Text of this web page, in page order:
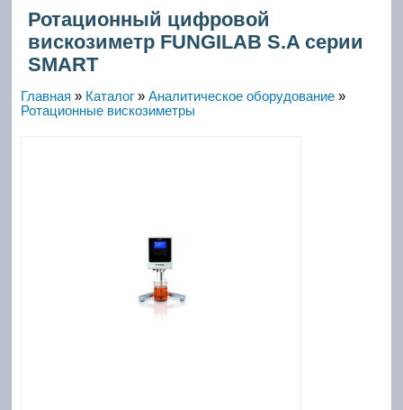
Ротационный цифровой
вискозиметр FUNGILAB S.A серии
SMART
Главная » Каталог » Аналитическое оборудование »
Ротационные вискозиметры